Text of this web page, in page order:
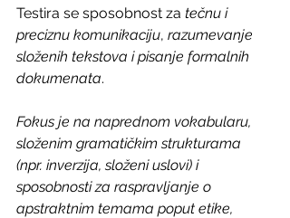
Testira se sposobnost za tečnu i
preciznu komunikaciju, razumevanje
složenih tekstova i pisanje formalnih
dokumenata.
Fokus je na naprednom vokabularu,
složenim gramatičkim strukturama
(npr. inverzija, složeni uslovi) i
sposobnosti za raspravljanje o
apstraktnim temama poput etike,